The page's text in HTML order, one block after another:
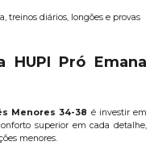
treinos diários, longões e provas
HUPI Pró Emana
Menores 34-38 é investir em
superior em cada detalhe,
menores.